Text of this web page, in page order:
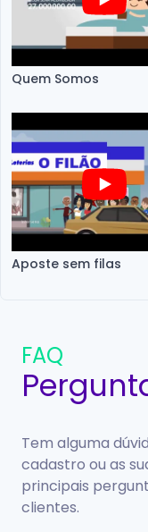
Quem Somos
Aposte sem filas
FAQ
Tem alguma
cadastro ou as
principais
clientes.